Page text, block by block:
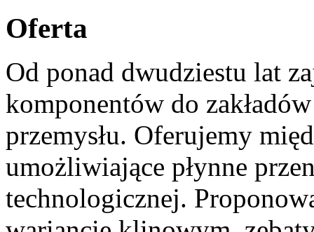
Oferta
Od ponad dwudziestu lat
komponentów do
przemysłu. Oferujemy
umożliwiające płynne
technologicznej.